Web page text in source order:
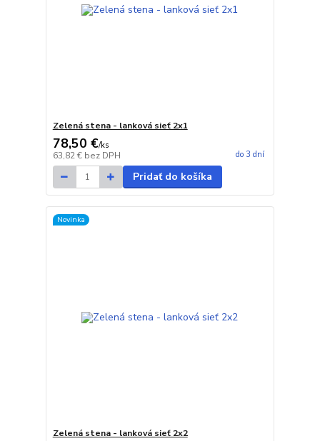
Zelená stena - lanková sieť 2x1
78,50 €/ks
63,82 € bez DPH do 3 dní
Pridať do košíka
Novinka
Zelená stena - lanková sieť 2x2